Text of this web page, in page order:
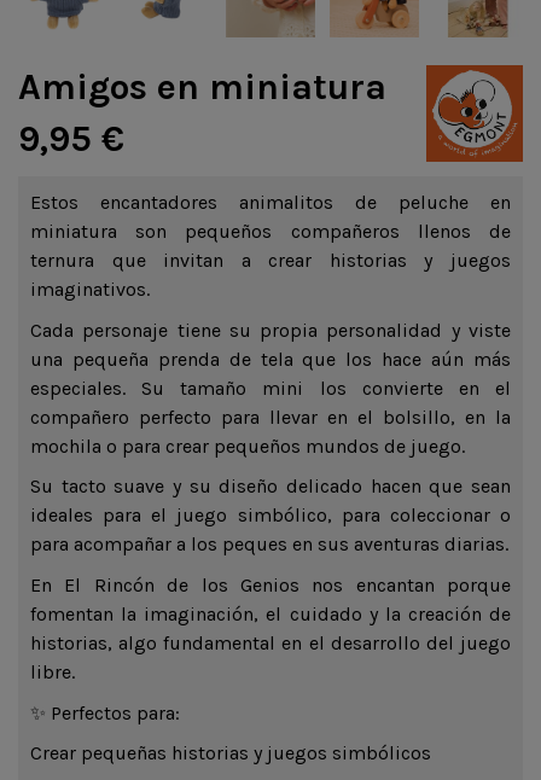
Amigos en miniatura
9,95 €
Estos encantadores animalitos de peluche en
miniatura son pequeños compañeros llenos de
ternura que invitan a crear historias y juegos
imaginativos.
Cada personaje tiene su propia personalidad y viste
una pequeña prenda de tela que los hace aún más
especiales. Su tamaño mini los convierte en el
compañero perfecto para llevar en el bolsillo, en la
mochila o para crear pequeños mundos de juego.
Su tacto suave y su diseño delicado hacen que sean
ideales para el juego simbólico, para coleccionar o
para acompañar a los peques en sus aventuras diarias.
En El Rincón de los Genios nos encantan porque
fomentan la imaginación, el cuidado y la creación de
historias, algo fundamental en el desarrollo del juego
libre.
✨ Perfectos para:
Crear pequeñas historias y juegos simbólicos